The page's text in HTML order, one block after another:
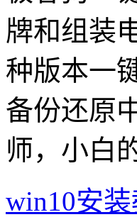
牌和组装
种版本一
备份还原
师，小白
win10安